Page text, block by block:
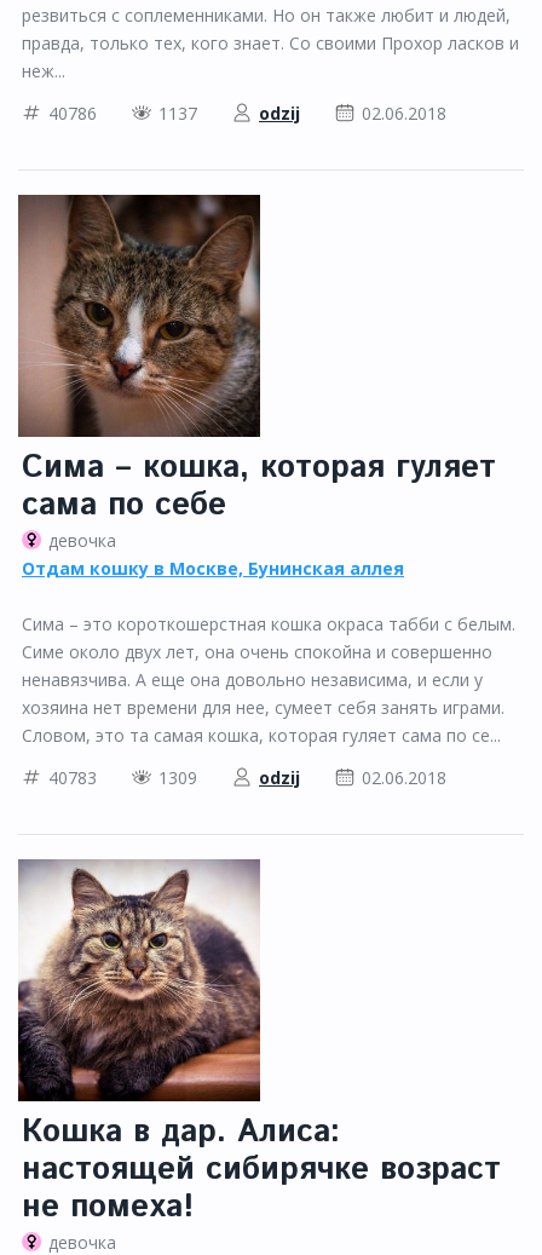
резвиться с соплеменниками. Но он также любит и людей,
правда, только тех, кого знает. Со своими Прохор ласков и
неж...
40786
1137 odzij 02.06.2018
Сима – кошка, которая гуляет
сама по себе
девочка
Отдам кошку в Москве, Бунинская аллея
Сима – это короткошерстная кошка окраса табби с белым.
Симе около двух лет, она очень спокойна и совершенно
ненавязчива. А еще она довольно независима, и если у
хозяина нет времени для нее, сумеет себя занять играми.
Словом, это та самая кошка, которая гуляет сама по се...
40783
1309 odzij 02.06.2018
Кошка в дар. Алиса:
настоящей сибирячке возраст
не помеха!
девочка